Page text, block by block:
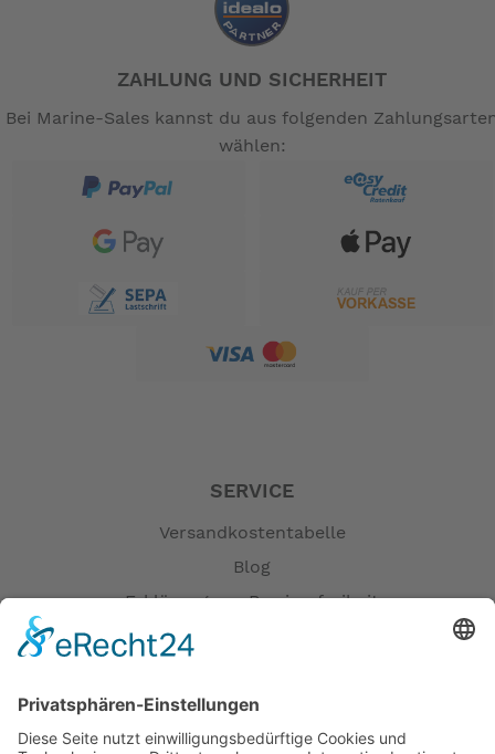
ZAHLUNG UND SICHERHEIT
Bei Marine-Sales kannst du aus folgenden
wählen:
SERVICE
Versandkostentabelle
Blog
Erklärung zur Barrierefreiheit
Öffnungszeiten
Versandpartner